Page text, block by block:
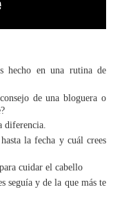
hecho en una rutina de
de una bloguera o
diferencia.
la fecha y cuál crees
cuidar el cabello
seguía y de la que más te